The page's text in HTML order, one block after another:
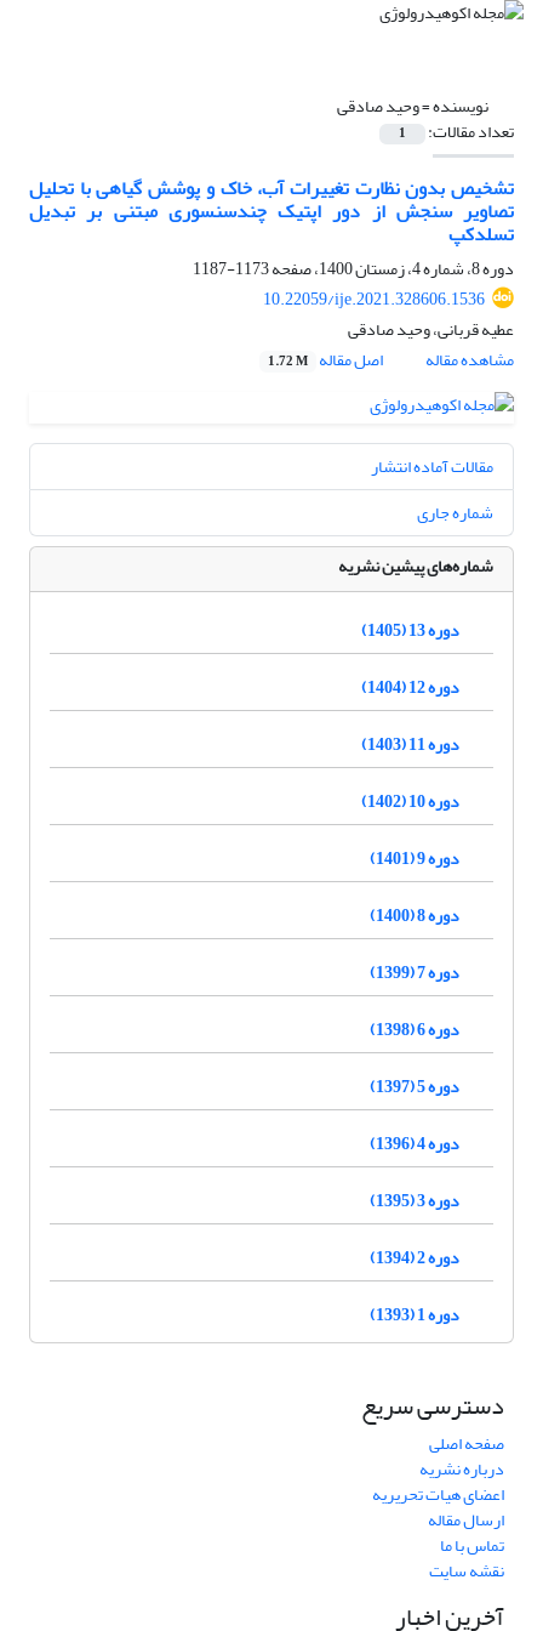
نویسنده =وحید صادقی
تعداد مقالات: 1
تشخیص بدون‌ نظارت تغییرات آب، خاک و پوشش گیاهی با تحلیل
تصاویر سنجش از دور اپتیک چندسنسوری مبتنی بر تبدیل
تسلدکپ
دوره 8، شماره 4، زمستان 1400، صفحه
1173-1187
10.22059/ije.2021.328606.1536
عطیه قربانی، وحید صادقی
مشاهده مقاله
اصل مقاله 1.72 M
مقالات آماده انتشار
شماره جاری
شماره‌های پیشین نشریه
دوره 13 (1405)
دوره 12 (1404)
دوره 11 (1403)
دوره 10 (1402)
دوره 9 (1401)
دوره 8 (1400)
دوره 7 (1399)
دوره 6 (1398)
دوره 5 (1397)
دوره 4 (1396)
دوره 3 (1395)
دوره 2 (1394)
دوره 1 (1393)
دسترسی سریع
صفحه اصلی
درباره نشریه
اعضای هیات تحریریه
ارسال مقاله
تماس با ما
نقشه سایت
آخرین اخبار